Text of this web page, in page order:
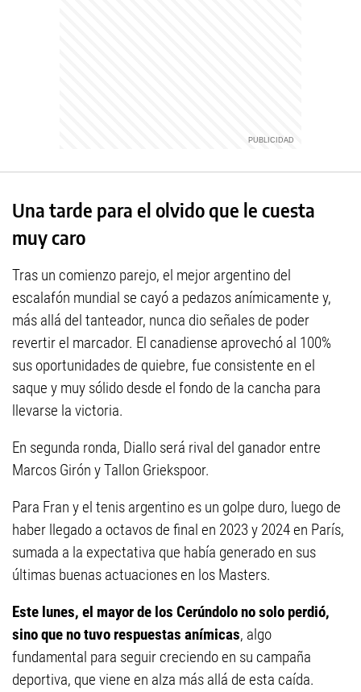
Una tarde para el olvido que le cuesta
muy caro
Tras un comienzo parejo, el mejor argentino del
escalafón mundial se cayó a pedazos anímicamente y,
más allá del tanteador, nunca dio señales de poder
revertir el marcador. El canadiense aprovechó al 100%
sus oportunidades de quiebre, fue consistente en el
saque y muy sólido desde el fondo de la cancha para
llevarse la victoria.
En segunda ronda, Diallo será rival del ganador entre
Marcos Girón y Tallon Griekspoor.
Para Fran y el tenis argentino es un golpe duro, luego de
haber llegado a octavos de final en 2023 y 2024 en París,
sumada a la expectativa que había generado en sus
últimas buenas actuaciones en los Masters.
Este lunes, el mayor de los Cerúndolo no solo perdió,
sino que no tuvo respuestas anímicas, algo
fundamental para seguir creciendo en su campaña
deportiva, que viene en alza más allá de esta caída.